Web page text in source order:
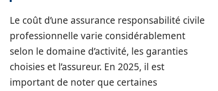
Le coût d’une assurance responsabilité civile
professionnelle varie considérablement
selon le domaine d’activité, les garanties
choisies et l’assureur. En 2025, il est
important de noter que certaines